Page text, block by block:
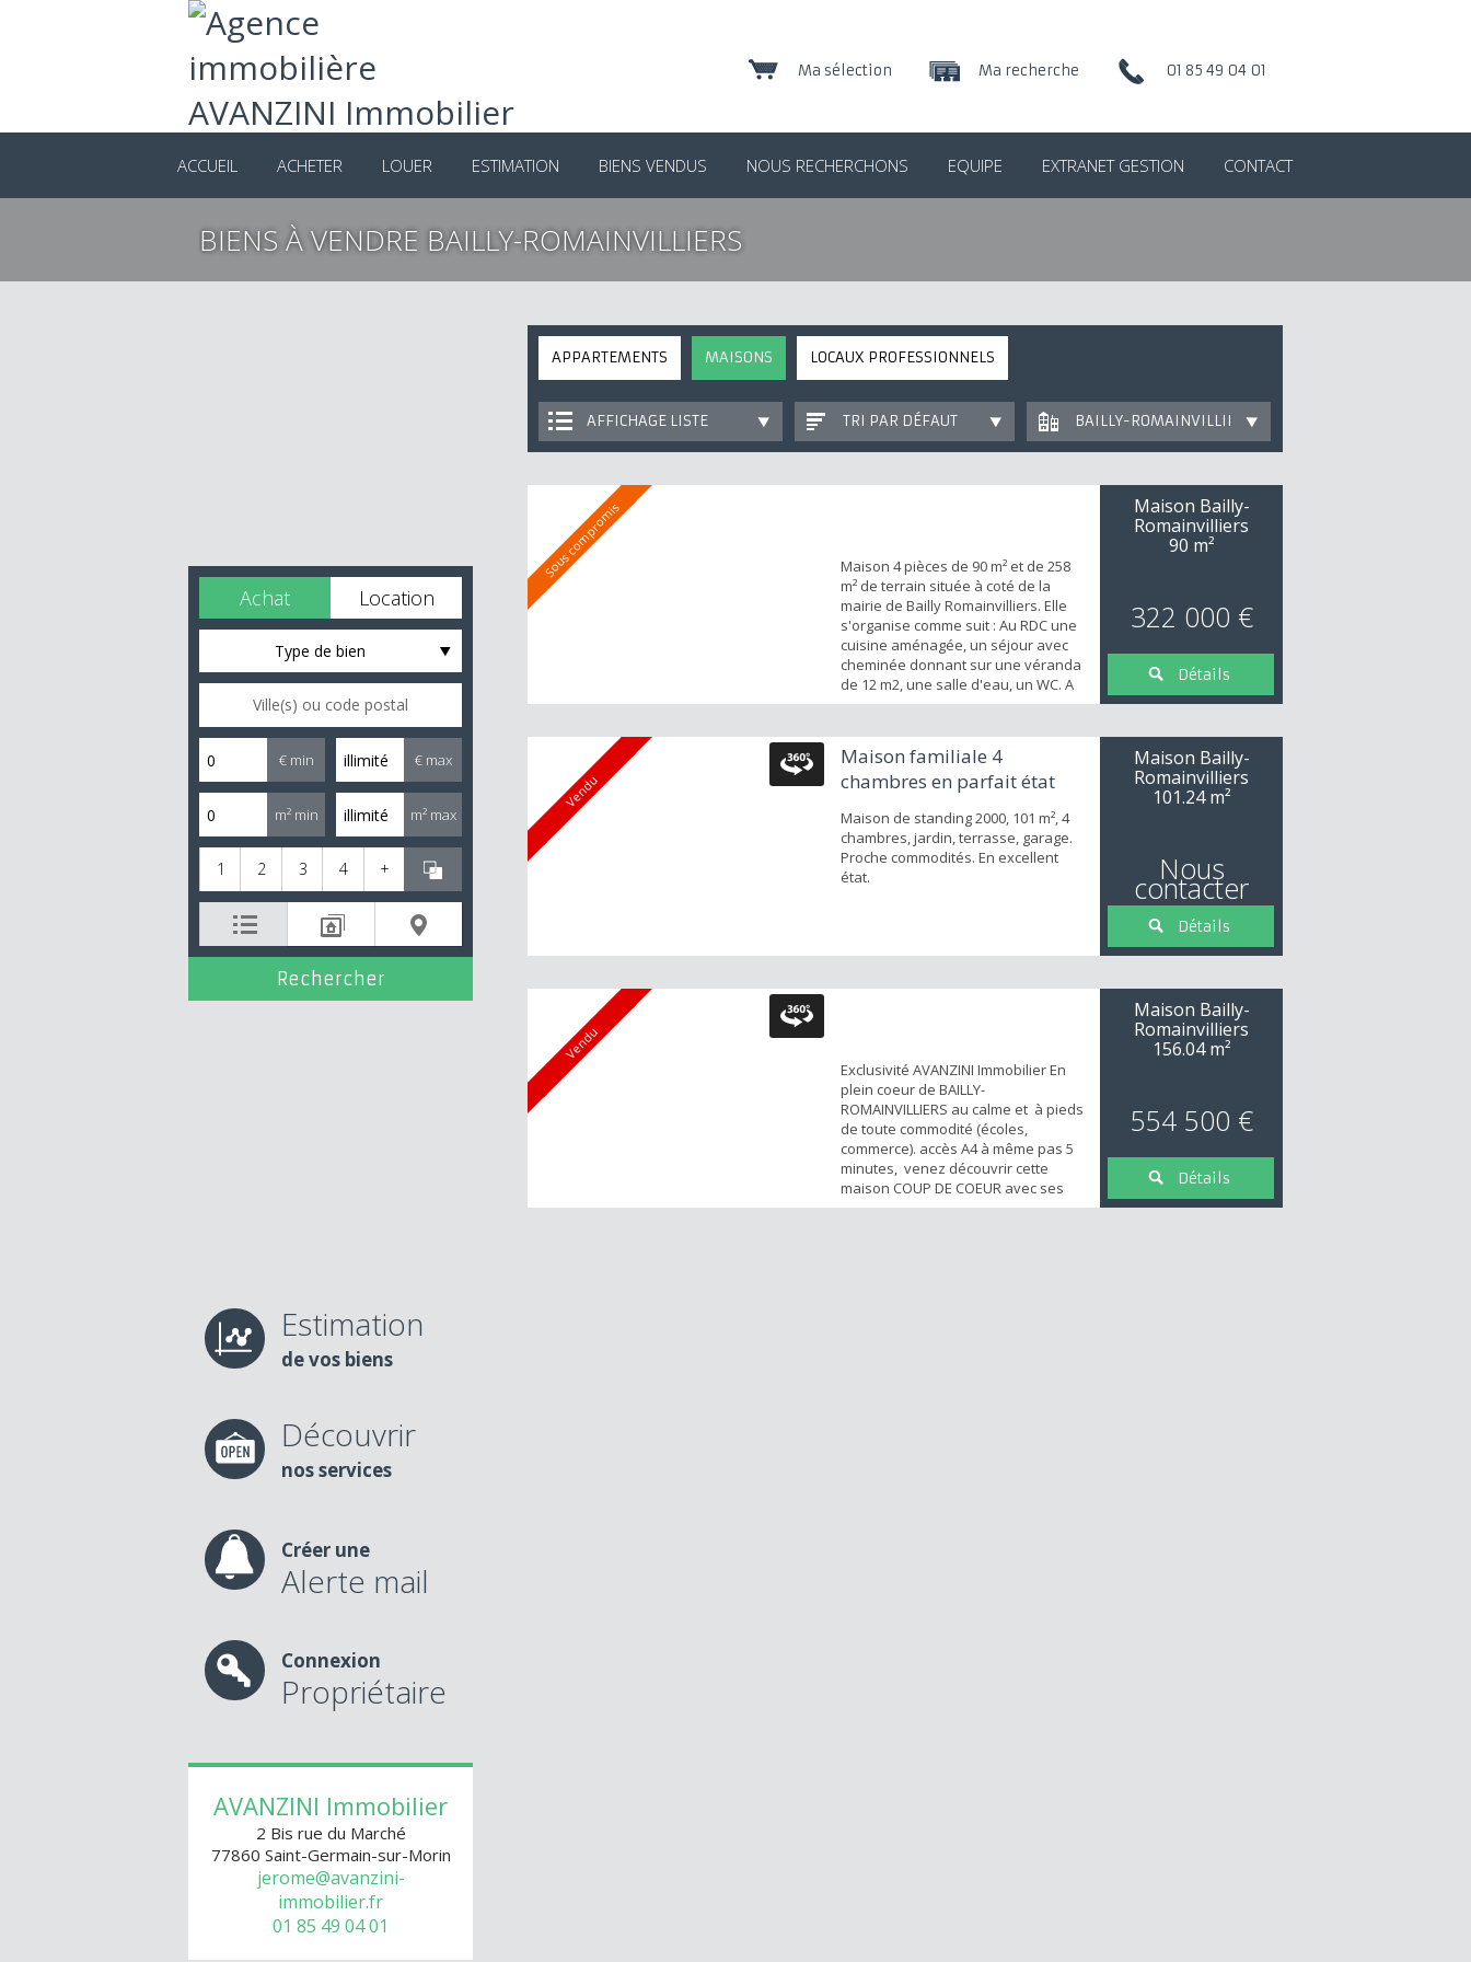
01 85 49 04 01
Ma recherche
Ma sélection
ACCUEIL ACHETER LOUER ESTIMATION BIENS VENDUS NOUS RECHERCHONS EQUIPE EXTRANET GESTION CONTACT
BIENS À VENDRE BAILLY-ROMAINVILLIERS
Achat Location
Type de bien
€ min € max
m² min m² max
1 2 3 4 +
Estimation
de vos biens
Découvrir
nos services
Créer une
Alerte mail
Connexion
Propriétaire
AVANZINI Immobilier
2 Bis rue du Marché
77860 Saint-Germain-sur-Morin
jerome@avanzini-
immobilier.fr
01 85 49 04 01
APPARTEMENTS MAISONS LOCAUX PROFESSIONNELS
AFFICHAGE LISTE TRI PAR DÉFAUT BAILLY-ROMAINVILLIERS
Sous compromis
Maison 4 pièces de 90 m² et de 258
m² de terrain située à coté de la
mairie de Bailly Romainvilliers. Elle
s'organise comme suit : Au RDC une
cuisine aménagée, un séjour avec
cheminée donnant sur une véranda
de 12 m2, une salle d'eau, un WC. A
l'étage 3 chambres, une salle de
est présent dans cette maison. Un
Grand GARAGE DE 28 m2 + un
GRENIER. Terr...
Maison Bailly-
Romainvilliers
90 m²
322 000 €
Détails
Vendu
Maison familiale 4
chambres en parfait état
avec jardin...
Maison de standing 2000, 101 m², 4
chambres, jardin, terrasse, garage.
Proche commodités. En excellent
état.
Maison Bailly-
Romainvilliers
101.24 m²
Nous
contacter
Détails
Vendu
Exclusivité AVANZINI Immobilier En
plein coeur de BAILLY-
ROMAINVILLIERS au calme et à pieds
de toute commodité (écoles,
commerce). accès A4 à même pas 5
minutes, venez découvrir cette
maison COUP DE COEUR avec ses
842m2 de terrain clos et arboré.
Maison Bailly-
Romainvilliers
156.04 m²
554 500 €
Détails